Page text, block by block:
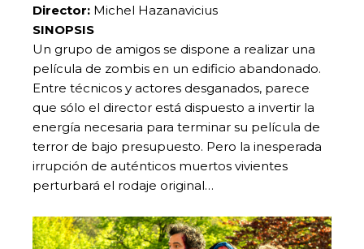
Director: Michel Hazanavicius
SINOPSIS
Un grupo de amigos se dispone a realizar una
película de zombis en un edificio abandonado.
Entre técnicos y actores desganados, parece
que sólo el director está dispuesto a invertir la
energía necesaria para terminar su película de
terror de bajo presupuesto. Pero la inesperada
irrupción de auténticos muertos vivientes
perturbará el rodaje original…